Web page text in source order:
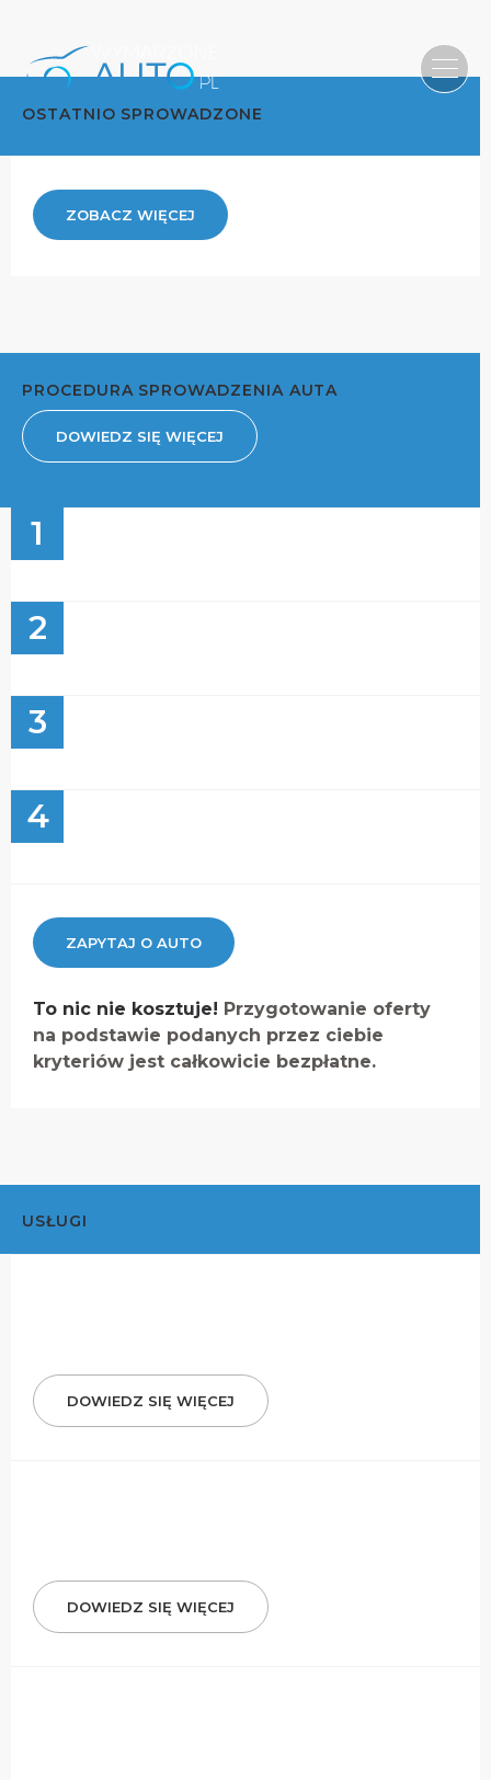
OSTATNIO SPROWADZONE
ZOBACZ WIĘCEJ
PROCEDURA SPROWADZENIA AUTA
DOWIEDZ SIĘ WIĘCEJ
1
2
3
4
ZAPYTAJ O AUTO
To nic nie kosztuje! Przygotowanie oferty
na podstawie podanych przez ciebie
kryteriów jest całkowicie bezpłatne.
USŁUGI
DOWIEDZ SIĘ WIĘCEJ
DOWIEDZ SIĘ WIĘCEJ